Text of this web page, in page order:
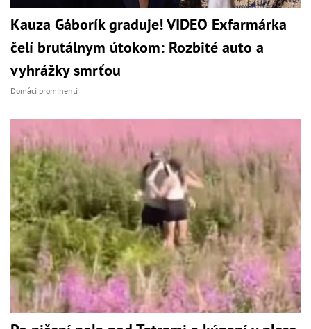
Kauza Gáborík graduje! VIDEO Exfarmárka
čelí brutálnym útokom: Rozbité auto a
vyhrážky smrťou
Domáci prominenti